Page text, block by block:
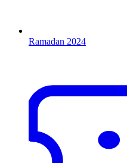
Ramadan 2024